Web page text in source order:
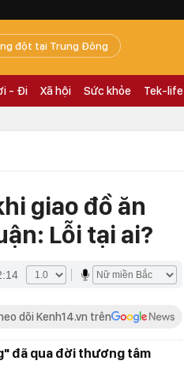
đột tại Trung Đông
- Đi Xã hội Sức khỏe Tek-life
giao đồ ăn
Lỗi tại ai?
dõi Kenh14.vn trên
đã qua đời thương tâm